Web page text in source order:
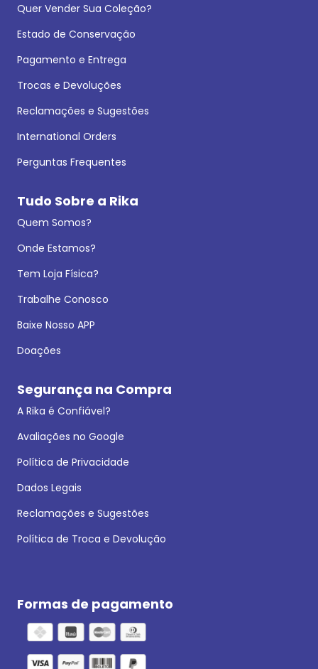
Quer Vender Sua Coleção?
Estado de Conservação
Pagamento e Entrega
Trocas e Devoluções
Reclamações e Sugestões
International Orders
Perguntas Frequentes
Tudo Sobre a Rika
Quem Somos?
Onde Estamos?
Tem Loja Física?
Trabalhe Conosco
Baixe Nosso APP
Doações
Segurança na Compra
A Rika é Confiável?
Avaliações no Google
Política de Privacidade
Dados Legais
Reclamações e Sugestões
Política de Troca e Devolução
Formas de pagamento